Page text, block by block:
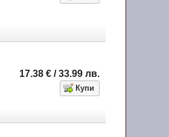
17.38€ / 33.99лв.